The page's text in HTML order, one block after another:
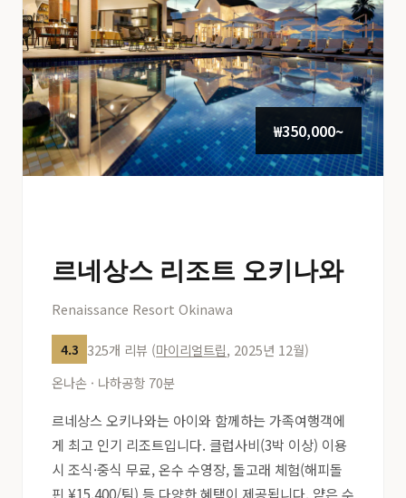
₩350,000~
르네상스 리조트 오키나와
Renaissance Resort Okinawa
4.3 325개 리뷰 (마이리얼트립, 2025년 12월)
온나손 · 나하공항 70분
르네상스 오키나와는 아이와 함께하는 가족여행객에
게 최고 인기 리조트입니다. 클럽사비(3박 이상) 이용
시 조식·중식 무료, 온수 수영장, 돌고래 체험(해피돌
핀 ¥15,400/팀) 등 다양한 혜택이 제공됩니다. 얕은 수